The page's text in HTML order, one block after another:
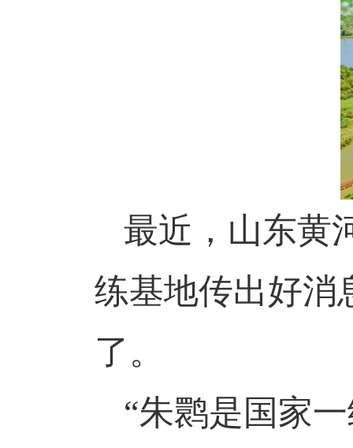
最近，山东黄
练基地传出好消
了。
“朱鹮是国家